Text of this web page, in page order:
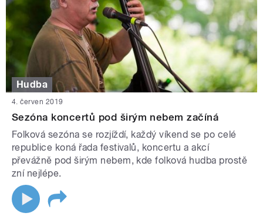
Hudba
4. červen 2019
Sezóna koncertů pod širým nebem začíná
Folková sezóna se rozjíždí, každý víkend se po celé
republice koná řada festivalů, koncertu a akcí
převážně pod širým nebem, kde folková hudba prostě
zní nejlépe.